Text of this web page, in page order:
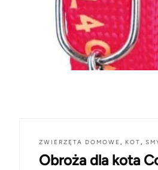
ZWIERZĘTA DOMOWE , KOT,
Obroża dla kota